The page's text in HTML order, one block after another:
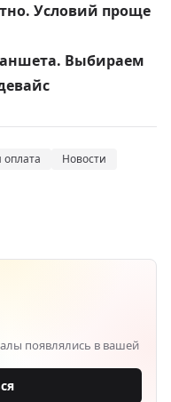
Условий проще
Выбираем
оплата
Новости
появлялись в вашей